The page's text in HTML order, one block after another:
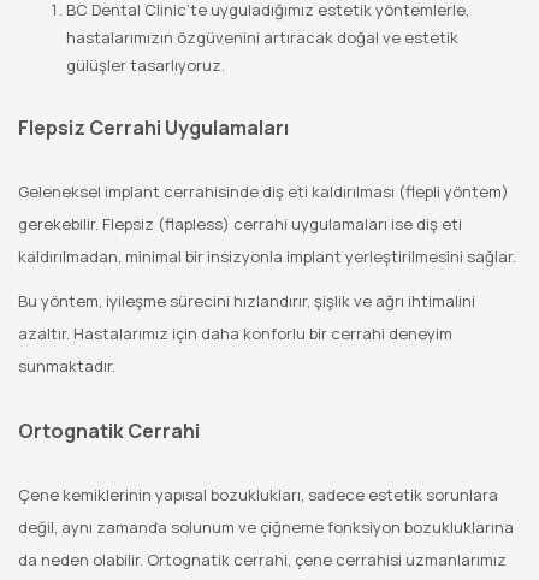
BC Dental Clinic’te uyguladığımız estetik yöntemlerle,
hastalarımızın özgüvenini artıracak doğal ve estetik
gülüşler tasarlıyoruz.
Flepsiz Cerrahi Uygulamaları
Geleneksel implant cerrahisinde diş eti kaldırılması (flepli yöntem)
gerekebilir. Flepsiz (flapless) cerrahi uygulamaları ise diş eti
kaldırılmadan, minimal bir insizyonla implant yerleştirilmesini sağlar.
Bu yöntem, iyileşme sürecini hızlandırır, şişlik ve ağrı ihtimalini
azaltır. Hastalarımız için daha konforlu bir cerrahi deneyim
sunmaktadır.
Ortognatik Cerrahi
Çene kemiklerinin yapısal bozuklukları, sadece estetik sorunlara
değil, aynı zamanda solunum ve çiğneme fonksiyon bozukluklarına
da neden olabilir. Ortognatik cerrahi, çene cerrahisi uzmanlarımız